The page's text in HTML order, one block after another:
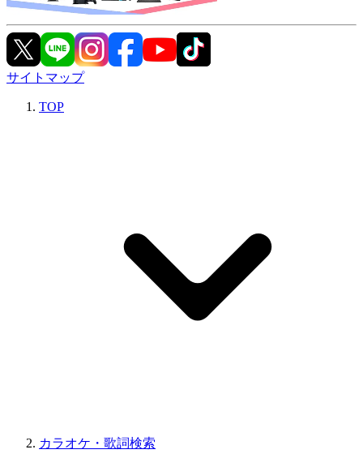
サイトマップ
TOP
カラオケ・歌詞検索